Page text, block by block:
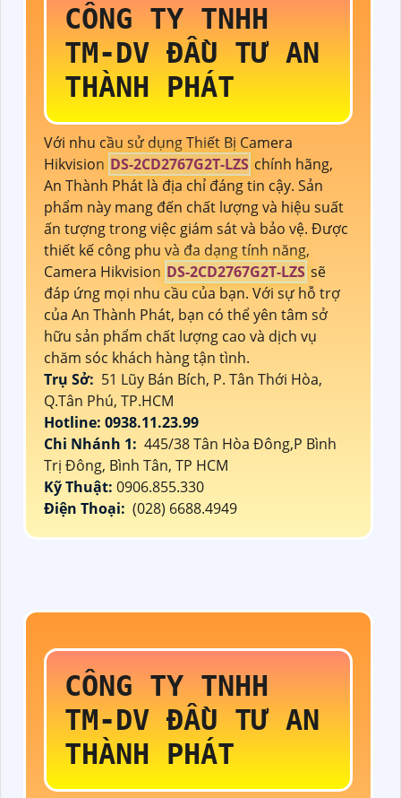
CÔNG TY TNHH
TM-DV ĐẦU TƯ AN
THÀNH PHÁT
Với nhu cầu sử dụng Thiết Bị Camera
Hikvision DS-2CD2767G2T-LZS chính hãng,
An Thành Phát là địa chỉ đáng tin cậy. Sản
phẩm này mang đến chất lượng và hiệu suất
ấn tượng trong việc giám sát và bảo vệ. Được
thiết kế công phu và đa dạng tính năng,
Camera Hikvision DS-2CD2767G2T-LZS sẽ
đáp ứng mọi nhu cầu của bạn. Với sự hỗ trợ
của An Thành Phát, bạn có thể yên tâm sở
hữu sản phẩm chất lượng cao và dịch vụ
chăm sóc khách hàng tận tình.
Trụ Sở: 51 Lũy Bán Bích, P. Tân Thới Hòa,
Q.Tân Phú, TP.HCM
Hotline: 0938.11.23.99
Chi Nhánh 1: 445/38 Tân Hòa Đông,P Bình
Trị Đông, Bình Tân, TP HCM
Kỹ Thuật: 0906.855.330
Điện Thoại: (028) 6688.4949
CÔNG TY TNHH
TM-DV ĐẦU TƯ AN
THÀNH PHÁT